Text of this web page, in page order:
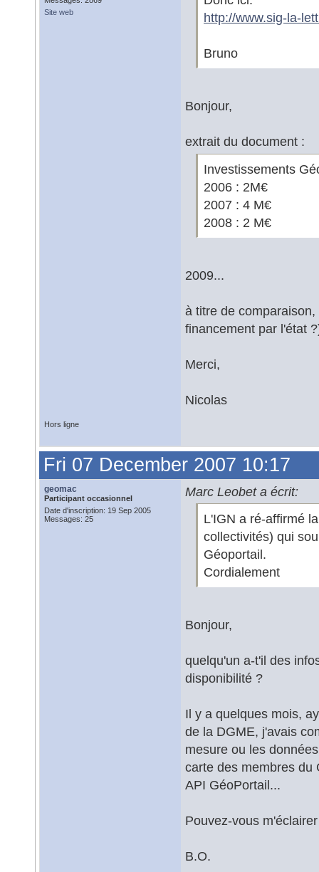
Site web
http://www.sig-la-
Bruno
Bonjour,
extrait du document :
Investissements
2006 : 2M€
2007 : 4 M€
2008 : 2 M€
2009...
à titre de
financement par l'état
Merci,
Nicolas
Hors ligne
Fri 07 December 2007 10:17
geomac
Participant occasionnel
Date d'inscription: 19 Sep 2005
Messages: 25
Marc Leobet a écrit:
L'IGN a ré-affirmé
collectivités) qui
Géoportail.
Cordialement
Bonjour,
quelqu'un a-t'il des
disponibilité ?
Il y a quelques mois,
de la DGME, j'avais
mesure ou les
carte des membres du
API GéoPortail...
Pouvez-vous
B.O.